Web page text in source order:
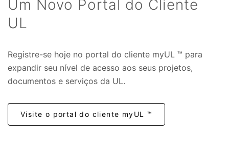
Um Novo Portal do Cliente
UL
Registre-se hoje no portal do cliente myUL ™ para
expandir seu nível de acesso aos seus projetos,
documentos e serviços da UL.
Visite o portal do cliente myUL ™